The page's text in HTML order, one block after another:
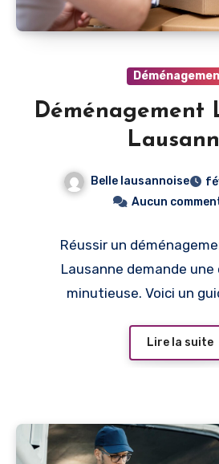
Déménagement
Belle lausannoise
Aucun
Réussir un
Lausanne demande
minutieuse. Voici un
Lire la suite